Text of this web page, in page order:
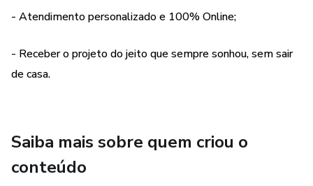
4. Sugestões de acabamento;
Você vai receber todo o seu projeto em arquivo PDF, com
todas as informações e especificações, perfeito para você
consultar sempre que precisar, além de receber também a
- Atendimento personalizado e 100% Online;
- Receber o projeto do jeito que sempre sonhou, sem sair
de casa.
Saiba mais sobre quem criou o
conteúdo